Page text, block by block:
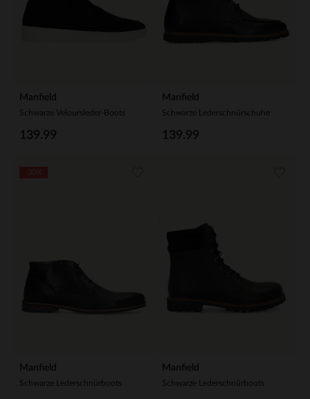
Manfield
Schwarze Veloursleder-Boots
139.99
Manfield
Schwarze Lederschnürschuhe
139.99
Manfield
Schwarze Lederschnürboots
Manfield
Schwarze Lederschnürboots